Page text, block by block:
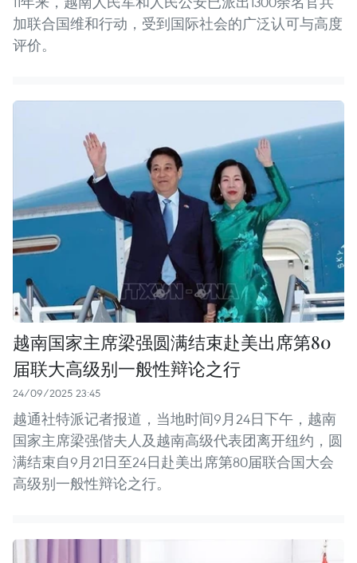
加联合国维和行动，受到国际社会的广泛认可与高度
评价。
越南国家主席梁强圆满结束赴美出席第80
届联大高级别一般性辩论之行
24/09/2025 23:45
越通社特派记者报道，当地时间9月24日下午，越南
国家主席梁强偕夫人及越南高级代表团离开纽约，圆
满结束自9月21日至24日赴美出席第80届联合国大会
高级别一般性辩论之行。